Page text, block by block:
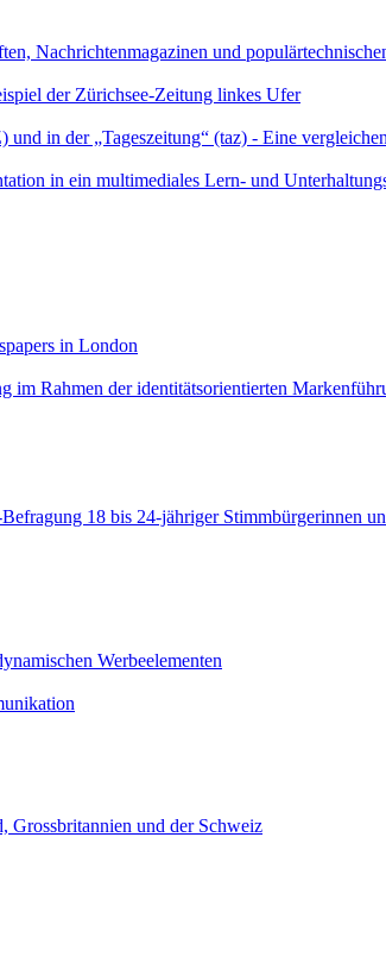
Nachrichtenmagazinen und
der Zürichsee-Zeitung linkes Ufer
in der „Tageszeitung“ (taz) - Eine
in ein multimediales Lern- und
in London
im Rahmen der identitätsorientierten
18 bis 24-jähriger Stimmbürgerinnen
Werbeelementen
Grossbritannien und der Schweiz